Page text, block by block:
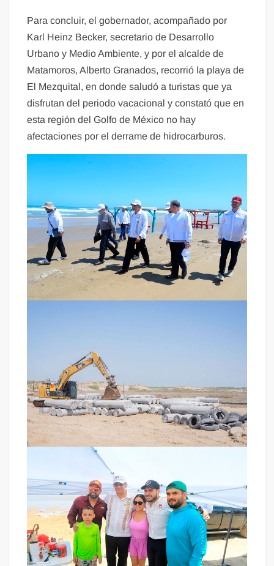
Para concluir, el gobernador, acompañado por
Karl Heinz Becker, secretario de Desarrollo
Urbano y Medio Ambiente, y por el alcalde de
Matamoros, Alberto Granados, recorrió la playa de
El Mezquital, en donde saludó a turistas que ya
disfrutan del periodo vacacional y constató que en
esta región del Golfo de México no hay
afectaciones por el derrame de hidrocarburos.